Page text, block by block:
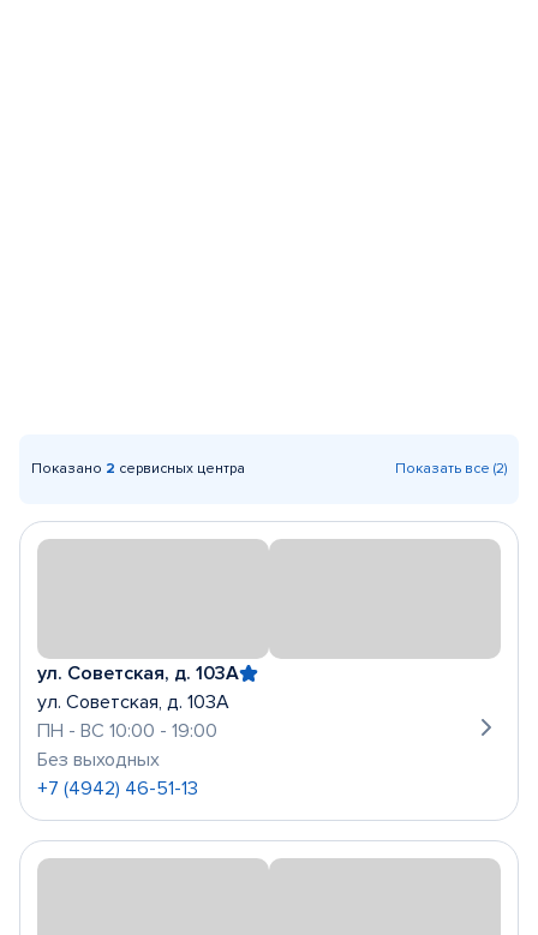
Показано 2 сервисных центра Показать все (2)
ул. Советская, д. 103А
ул. Советская, д. 103А
ПН - ВС 10:00 - 19:00
Без выходных
+7 (4942) 46-51-13